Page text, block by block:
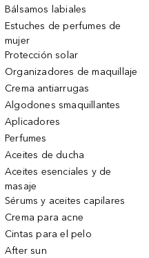
Bálsamos labiales
Estuches de perfumes de
mujer
Protección solar
Organizadores de maquillaje
Crema antiarrugas
Algodones smaquillantes
Aplicadores
Perfumes
Aceites de ducha
Aceites esenciales y de
masaje
Sérums y aceites capilares
Crema para acne
Cintas para el pelo
After sun